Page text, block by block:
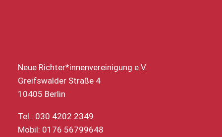
Neue Richter*innenvereinigung e.V.
Greifswalder Straße 4
10405 Berlin
Tel.: 030 4202 2349
Mobil: 0176 56799648